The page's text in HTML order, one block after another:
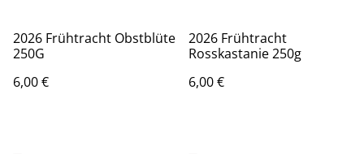
2026 Frühtracht Obstblüte
250G
6,00 €
2026 Frühtracht
Rosskastanie 250g
6,00 €